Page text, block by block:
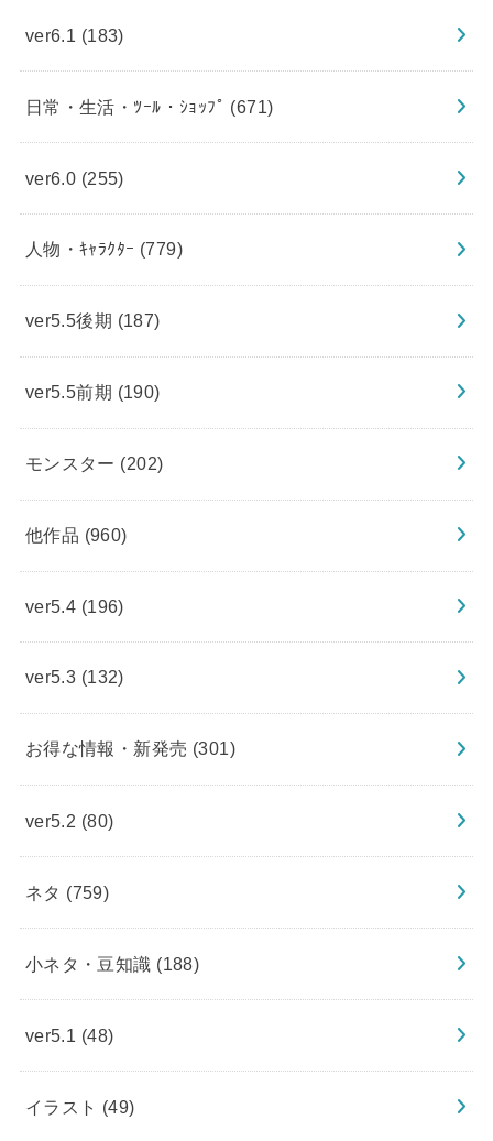
ver6.1 (183)
日常・生活・ﾂｰﾙ・ｼｮｯﾌﾟ (671)
ver6.0 (255)
人物・ｷｬﾗｸﾀｰ (779)
ver5.5後期 (187)
ver5.5前期 (190)
モンスター (202)
他作品 (960)
ver5.4 (196)
ver5.3 (132)
お得な情報・新発売 (301)
ver5.2 (80)
ネタ (759)
小ネタ・豆知識 (188)
ver5.1 (48)
イラスト (49)